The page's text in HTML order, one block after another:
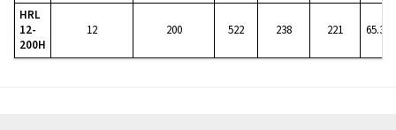
HRL
12-
200H
12 200 522 238 221 65.3